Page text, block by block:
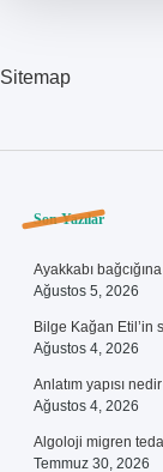
Sitemap
Sidebar
Son Yazılar
Ayakkabı
Ağustos 5, 2026
Bilge Kağan Etil’in
Ağustos 4, 2026
Anlatım yapısı
Ağustos 4, 2026
Algoloji migren
Temmuz 30, 2026